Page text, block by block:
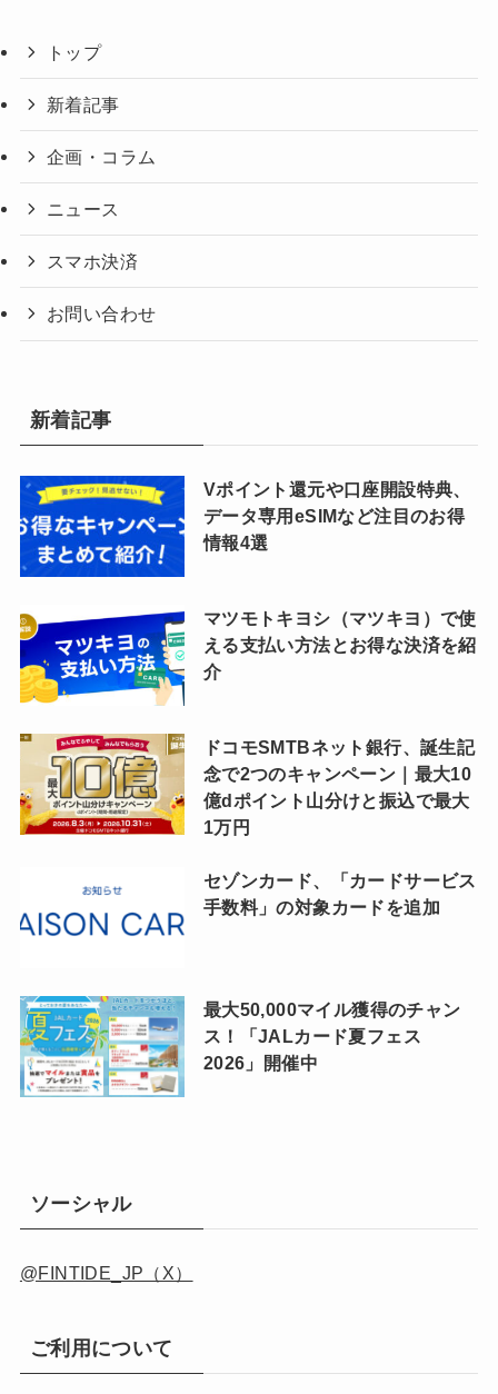
トップ
新着記事
企画・コラム
ニュース
スマホ決済
お問い合わせ
新着記事
Vポイント還元や口座開設特典、
データ専用eSIMなど注目のお得
情報4選
マツモトキヨシ（マツキヨ）で使
える支払い方法とお得な決済を紹
介
ドコモSMTBネット銀行、誕生記
念で2つのキャンペーン｜最大10
億dポイント山分けと振込で最大
1万円
セゾンカード、「カードサービス
手数料」の対象カードを追加
最大50,000マイル獲得のチャン
ス！「JALカード夏フェス
2026」開催中
ソーシャル
@FINTIDE_JP（X）
ご利用について